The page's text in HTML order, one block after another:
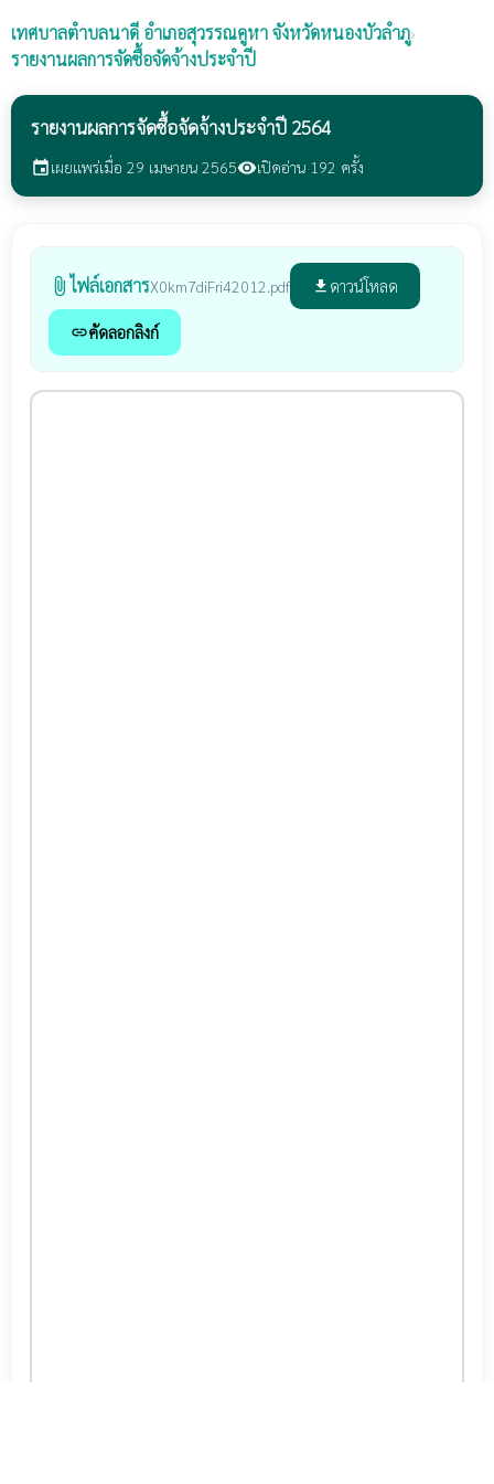
เทศบาลตำบลนาดี อำเภอสุวรรณคูหา จังหวัดหนองบัวลำภู›
รายงานผลการจัดซื้อจัดจ้างประจำปี
รายงานผลการจัดซื้อจัดจ้างประจำปี 2564
eventเผยแพร่เมื่อ 29 เมษายน 2565visibilityเปิดอ่าน 192 ครั้ง
attach_file ไฟล์เอกสารX0km7diFri42012.pdf file_download ดาวน์โหลด
linkคัดลอกลิงก์